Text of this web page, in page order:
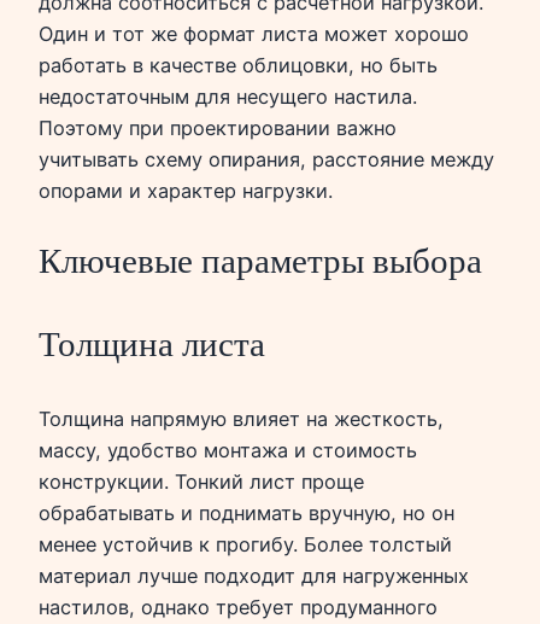
Один и тот же формат листа может хорошо
работать в качестве облицовки, но быть
недостаточным для несущего настила.
Поэтому при проектировании важно
учитывать схему опирания, расстояние между
опорами и характер нагрузки.
Ключевые параметры выбора
Толщина листа
Толщина напрямую влияет на жесткость,
массу, удобство монтажа и стоимость
конструкции. Тонкий лист проще
обрабатывать и поднимать вручную, но он
менее устойчив к прогибу. Более толстый
материал лучше подходит для нагруженных
настилов, однако требует продуманного